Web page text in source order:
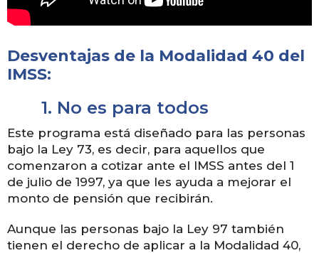
Desventajas de la Modalidad 40 del
IMSS:
1. No es para todos
Este programa está diseñado para las personas
bajo la Ley 73, es decir, para aquellos que
comenzaron a cotizar ante el IMSS antes del 1
de julio de 1997, ya que les ayuda a mejorar el
monto de pensión que recibirán.
Aunque las personas bajo la Ley 97 también
tienen el derecho de aplicar a la Modalidad 40,